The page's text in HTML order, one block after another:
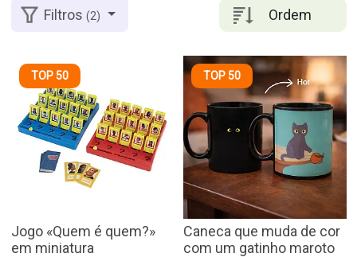
Ordem
Filtros(2)
TOP 50
Jogo «Quem é quem?»
em miniatura
TOP 50
Caneca que muda de cor
com um gatinho maroto